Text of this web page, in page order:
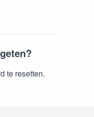
te resetten.